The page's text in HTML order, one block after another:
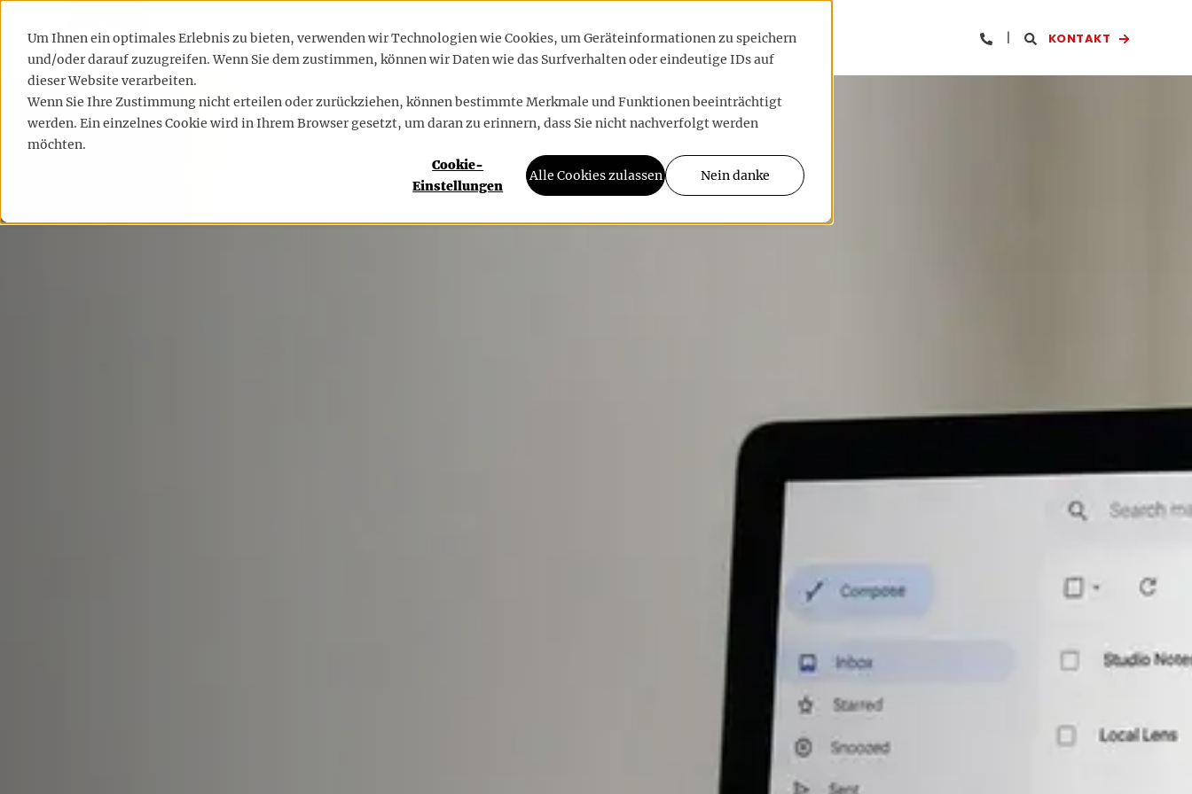
Um Ihnen ein optimales Erlebnis zu bieten, verwenden wir Technologien wie Cookies, um Geräteinformationen zu speichern
und/oder darauf zuzugreifen. Wenn Sie dem zustimmen, können wir Daten wie das Surfverhalten oder eindeutige IDs auf
dieser Website verarbeiten.
Wenn Sie Ihre Zustimmung nicht erteilen oder zurückziehen, können bestimmte Merkmale und Funktionen beeinträchtigt
werden. Ein einzelnes Cookie wird in Ihrem Browser gesetzt, um daran zu erinnern, dass Sie nicht nachverfolgt werden
möchten.
Cookie-
Einstellungen
Alle Cookies zulassen Nein danke
LEISTUNGEN REFERENZEN BLOG ÜBER UNS KONTAKT